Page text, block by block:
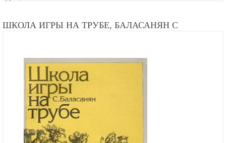
ШКОЛА ИГРЫ НА ТРУБЕ, БАЛАСАНЯН С